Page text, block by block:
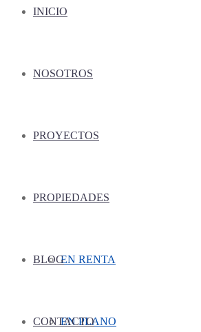
INICIO
NOSOTROS
PROYECTOS
PROPIEDADES
EN RENTA
EN PLANO
BLOG
CONTACTO